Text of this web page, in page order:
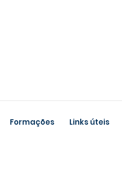
Formações Links úteis